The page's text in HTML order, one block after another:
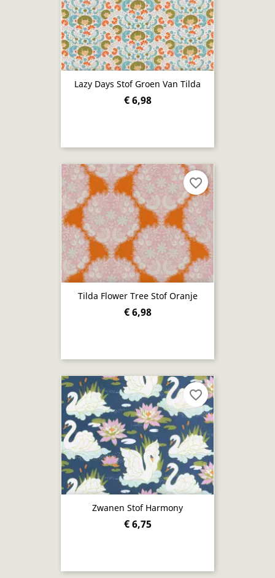
Lazy Days Stof Groen Van Tilda
€ 6,98
Tilda Flower Tree Stof Oranje
€ 6,98
favorite_border
Zwanen Stof Harmony
€ 6,75
favorite_border